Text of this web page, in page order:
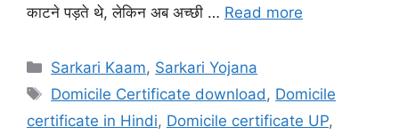
काटने पड़ते थे, लेकिन अब अच्छी … Read more
Sarkari Kaam, Sarkari Yojana
Domicile Certificate download , Domicile
certificate in Hindi, Domicile certificate UP,